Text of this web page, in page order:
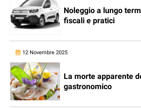
Noleggio a lungo
fiscali e pratici
12 Novembre 2025
La morte apparente
gastronomico